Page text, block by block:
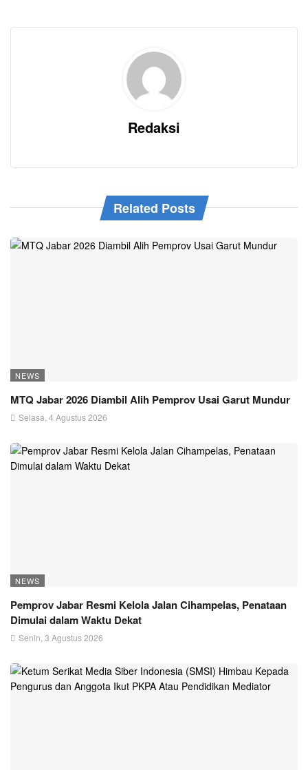
Redaksi
Related Posts
NEWS
MTQ Jabar 2026 Diambil Alih Pemprov Usai Garut Mundur
Selasa, 4 Agustus 2026
NEWS
Pemprov Jabar Resmi Kelola Jalan Cihampelas, Penataan
Dimulai dalam Waktu Dekat
Senin, 3 Agustus 2026